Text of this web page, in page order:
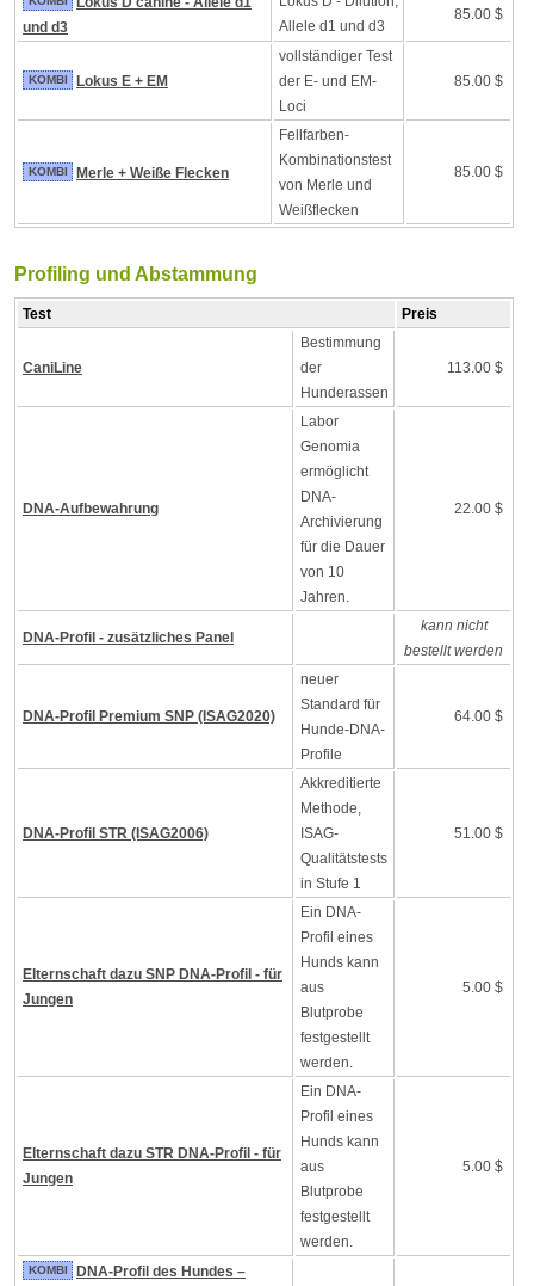
und d3
Allele d1 und d3
85.00 $
KOMBI Lokus E + EM
vollständiger Test
der E- und EM-
Loci
85.00 $
KOMBI Merle + Weiße Flecken
Fellfarben-
Kombinationstest
von Merle und
Weißflecken
85.00 $
Profiling und Abstammung
Test Preis
CaniLine
Bestimmung
der
Hunderassen
113.00 $
DNA-Aufbewahrung
Labor
Genomia
ermöglicht
DNA-
Archivierung
für die Dauer
von 10
Jahren.
22.00 $
DNA-Profil - zusätzliches Panel
kann nicht
bestellt werden
DNA-Profil Premium SNP (ISAG2020)
neuer
Standard für
Hunde-DNA-
Profile
64.00 $
DNA-Profil STR (ISAG2006)
Akkreditierte
Methode,
ISAG-
Qualitätstests
in Stufe 1
51.00 $
Elternschaft dazu SNP DNA-Profil - für
Jungen
Ein DNA-
Profil eines
Hunds kann
aus
Blutprobe
festgestellt
werden.
5.00 $
Elternschaft dazu STR DNA-Profil - für
Jungen
Ein DNA-
Profil eines
Hunds kann
aus
Blutprobe
festgestellt
werden.
5.00 $
KOMBI
DNA-Profil des Hundes –